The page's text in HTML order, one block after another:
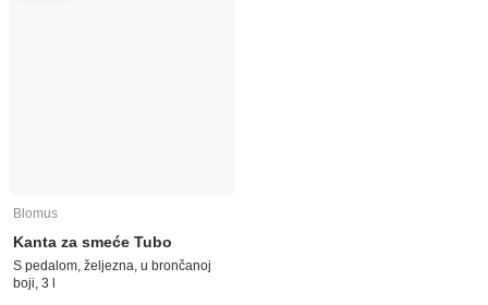
Blomus
Kanta za smeće Tubo
S pedalom, željezna, u brončanoj
boji, 3 l